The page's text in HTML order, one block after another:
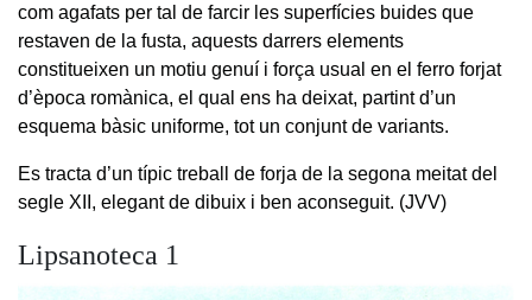
com agafats per tal de farcir les superfícies buides que
restaven de la fusta, aquests darrers elements
constitueixen un motiu genuí i força usual en el ferro forjat
d’època romànica, el qual ens ha deixat, partint d’un
esquema bàsic uniforme, tot un conjunt de variants.
Es tracta d’un típic treball de forja de la segona meitat del
segle XII, elegant de dibuix i ben aconseguit. (JVV)
Lipsanoteca 1